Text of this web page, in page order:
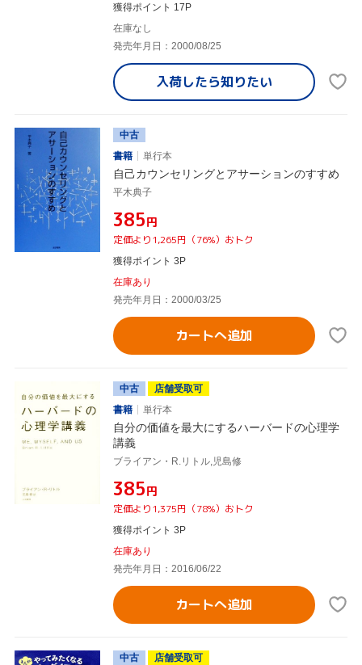
獲得ポイント 17P
在庫なし
発売年月日：2000/08/25
入荷したら知りたい
中古
書籍
単行本
自己カウンセリングとアサーションのすすめ
平木典子
¥385円
定価より1,265円（76%）おトク
獲得ポイント 3P
在庫あり
発売年月日：2000/03/25
カートへ追加
中古
店舗受取可
書籍
単行本
自分の価値を最大にするハーバードの心理学
講義
ブライアン・R.リトル,児島修
¥385円
定価より1,375円（78%）おトク
獲得ポイント 3P
在庫あり
発売年月日：2016/06/22
カートへ追加
中古 店舗受取可